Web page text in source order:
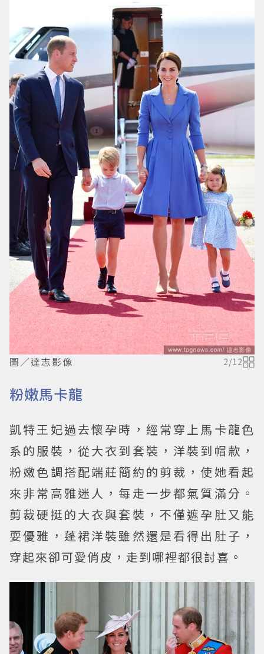
圖／達志影像 2/12
粉嫩馬卡龍
凱特王妃過去懷孕時，經常穿上馬卡龍色
系的服裝，從大衣到套裝，洋裝到帽款，
粉嫩色調搭配端莊簡約的剪裁，使她看起
來非常高雅迷人，每走一步都氣質滿分。
剪裁硬挺的大衣與套裝，不僅遮孕肚又能
耍優雅，蓬裙洋裝雖然還是看得出肚子，
穿起來卻可愛俏皮，走到哪裡都很討喜。